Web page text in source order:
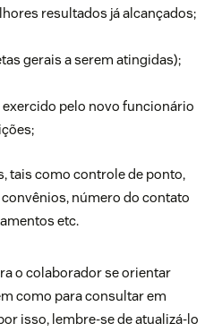
resultados já alcançados;
gerais a serem atingidas);
pelo novo funcionário
tais como controle de ponto,
número do contato
etc.
o colaborador se orientar
como para consultar em
isso, lembre-se de atualizá-lo